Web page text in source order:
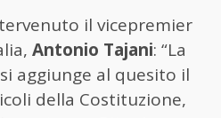
il vicepremier
Antonio Tajani: “La
aggiunge al quesito il
della Costituzione,